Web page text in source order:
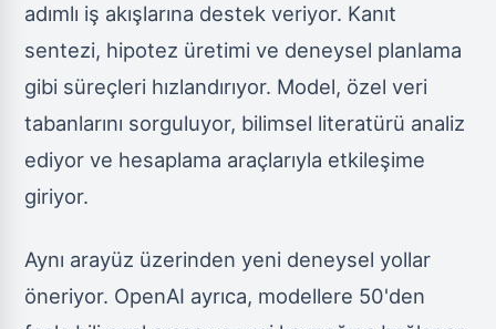
adımlı iş akışlarına destek veriyor. Kanıt
sentezi, hipotez üretimi ve deneysel planlama
gibi süreçleri hızlandırıyor. Model, özel veri
tabanlarını sorguluyor, bilimsel literatürü analiz
ediyor ve hesaplama araçlarıyla etkileşime
giriyor.
Aynı arayüz üzerinden yeni deneysel yollar
öneriyor. OpenAI ayrıca, modellere 50'den